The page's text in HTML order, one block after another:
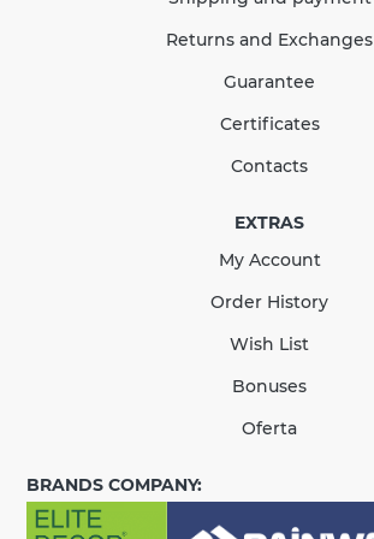
Returns and Exchanges
Guarantee
Certificates
Contacts
EXTRAS
My Account
Order History
Wish List
Bonuses
Oferta
BRANDS COMPANY: